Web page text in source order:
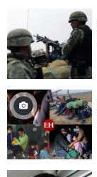
minute,
56
seconds